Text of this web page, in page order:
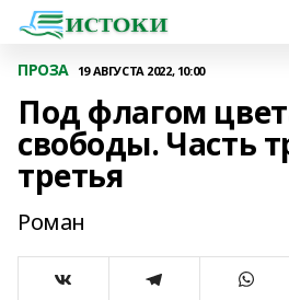
ПРОЗА 19 АВГУСТА 2022, 10:00
Под флагом
свободы. Часть
третья
Роман